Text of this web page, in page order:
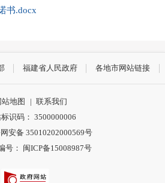
书.docx
福建省人民政府 各地市网站链接
站地图 | 联系我们
识码： 3500000006
安备 35010202000569号
号： 闽ICP备15008987号